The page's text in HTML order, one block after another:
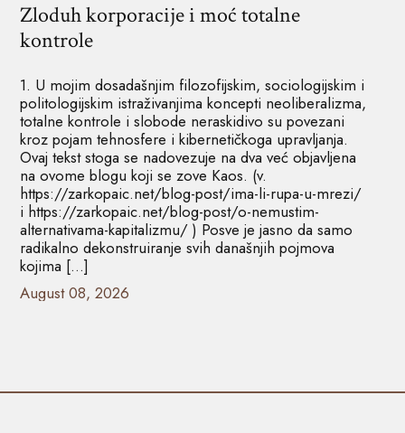
Zloduh korporacije i moć totalne
kontrole
1. U mojim dosadašnjim filozofijskim, sociologijskim i
politologijskim istraživanjima koncepti neoliberalizma,
totalne kontrole i slobode neraskidivo su povezani
kroz pojam tehnosfere i kibernetičkoga upravljanja.
Ovaj tekst stoga se nadovezuje na dva već objavljena
na ovome blogu koji se zove Kaos. (v.
https://zarkopaic.net/blog-post/ima-li-rupa-u-mrezi/
i https://zarkopaic.net/blog-post/o-nemustim-
alternativama-kapitalizmu/ ) Posve je jasno da samo
radikalno dekonstruiranje svih današnjih pojmova
kojima […]
August 08, 2026